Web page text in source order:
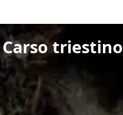
triestino